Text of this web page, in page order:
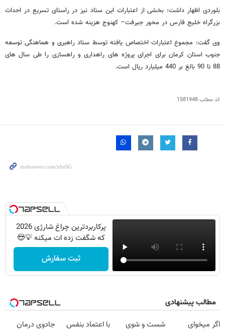
بلوردی اظهار داشت: بخشی از اعتبارات این ستاد نیز در راستای تسریع در احداث
بزرگراه خلیج فارس در محور جیرفت– کهنوج هزینه شده است.
وی گفت: مجموع اعتبارات اختصاص یافته توسط ستاد راهبری و هماهنگی توسعه
جنوب استان کرمان برای اجرای پروژه های راهداری و راهسازی را طی سال های
88 تا 90 بالغ بر 440 میلیارد ریال است.
کد مطلب1581948
پرکاربردترین چراغ شارژی 2026
که شگفت زده ات میکنه 💡😍
ثبت سفارش
مطالب پیشنهادی
اگر میخوای
شست و شوی
با اعتماد بنفس
جادوی درمان